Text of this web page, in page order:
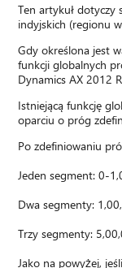
Ten artykuł
indyjskich (regionu
Gdy określona jest
funkcji globalnych
Dynamics AX 2012
Istniejącą funkcję
oparciu o próg
Po zdefiniowaniu
Jeden segment: 0-
Dwa segmenty:
Trzy segmenty:
Jako na powyżej,